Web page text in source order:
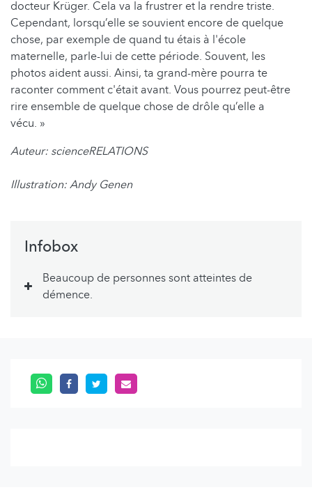
docteur Krüger. Cela va la frustrer et la rendre triste.
Cependant, lorsqu’elle se souvient encore de quelque
chose, par exemple de quand tu étais à l'école
maternelle, parle-lui de cette période. Souvent, les
photos aident aussi. Ainsi, ta grand-mère pourra te
raconter comment c'était avant. Vous pourrez peut-être
rire ensemble de quelque chose de drôle qu’elle a
vécu. »
Auteur: scienceRELATIONS
Illustration: Andy Genen
Infobox
Beaucoup de personnes sont atteintes de
démence.